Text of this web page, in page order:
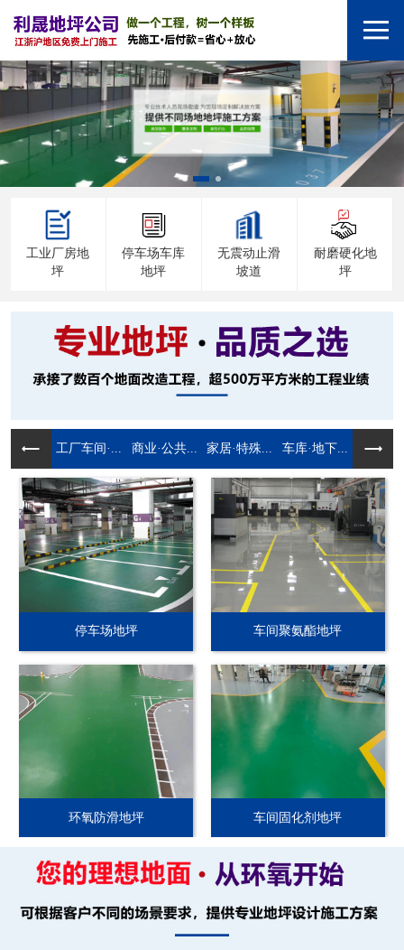
工业厂房地
坪
停车场车库
地坪
无震动止滑
坡道
耐磨硬化地
坪
工厂车间·... 商业·公共... 家居·特殊... 车库·地下...
停车场地坪 车间聚氨酯地坪
环氧防滑地坪 车间固化剂地坪